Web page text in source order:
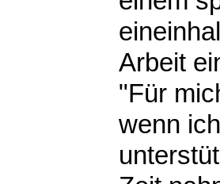
Arbeit
"Für
wenn